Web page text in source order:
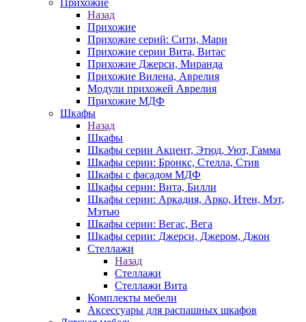
Прихожие
Назад
Прихожие
Прихожие серий: Сити, Мари
Прихожие серии Вита, Витас
Прихожие Джерси, Миранда
Прихожие Вилена, Аврелия
Модули прихожей Аврелия
Прихожие МДФ
Шкафы
Назад
Шкафы
Шкафы серии Акцент, Этюд, Уют, Гамма
Шкафы серии: Бронкс, Стелла, Стив
Шкафы с фасадом МДФ
Шкафы серии: Вита, Билли
Шкафы серии: Аркадия, Арко, Итен, Мэт,
Мэтью
Шкафы серии: Вегас, Вега
Шкафы серии: Джерси, Джером, Джон
Стеллажи
Назад
Стеллажи
Стеллажи Вита
Комплекты мебели
Аксессуары для распашных шкафов